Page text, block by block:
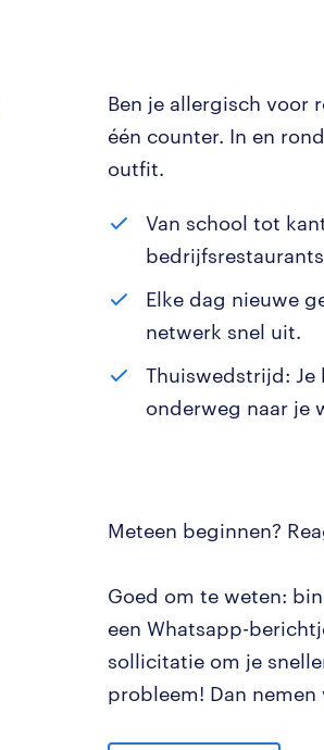
Ben je allergisch voor
één counter. In en
outfit.
Van school tot
Elke dag nieuwe
netwerk snel uit.
Thuiswedstrijd:
onderweg naar je
Meteen beginnen?
Goed om te weten:
een Whatsapp-
sollicitatie om je
probleem! Dan